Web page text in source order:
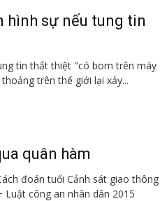
hình sự nếu tung tin
tin thất thiệt "có bom trên máy
trên thế giới lại xảy...
quân hàm
đoán tuổi Cảnh sát giao thông
công an nhân dân 2015